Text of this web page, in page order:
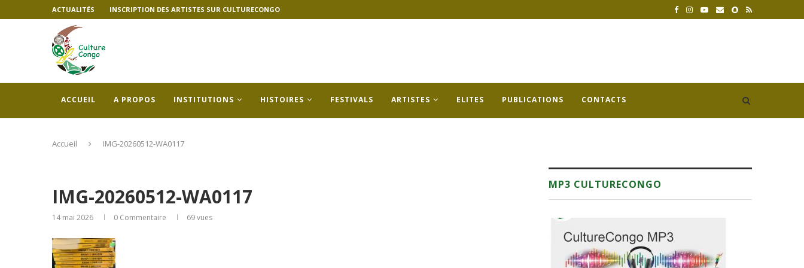
ACTUALITÉS INSCRIPTION DES ARTISTES SUR CULTURECONGO
ACCUEIL A PROPOS INSTITUTIONS HISTOIRES FESTIVALS ARTISTES ELITES PUBLICATIONS CONTACTS
Accueil IMG-20260512-WA0117
IMG-20260512-WA0117
14 mai 2026 0 Commentaire 69vues
MP3 CULTURECONGO